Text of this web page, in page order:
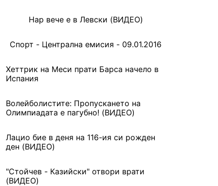
Нар вече е в Левски (ВИДЕО)
Спорт - Централна емисия - 09.01.2016
Хеттрик на Меси прати Барса начело в
Испания
Волейболистите: Пропускането на
Олимпиадата е пагубно! (ВИДЕО)
Лацио бие в деня на 116-ия си рожден
ден (ВИДЕО)
"Стойчев - Казийски" отвори врати
(ВИДЕО)